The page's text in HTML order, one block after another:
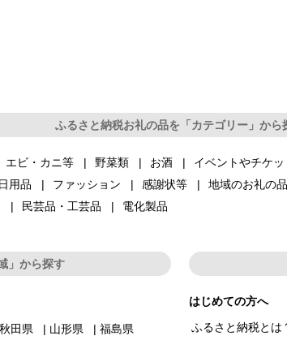
ふるさと納税お礼の品を「カテゴリー」から
エビ・カニ等 野菜類 お酒 イベントやチケ
用品 ファッション 感謝状等 地域のお礼の品
民芸品・工芸品 電化製品
」から探す
秋田県 山形県 福島県
はじめての方へ
ふるさと納税とは